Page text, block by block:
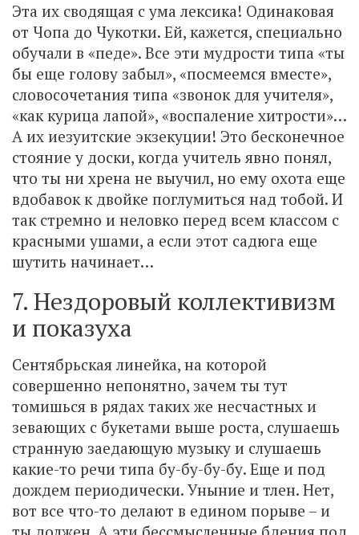
Эта их сводящая с ума лексика! Одинаковая
от Чопа до Чукотки. Ей, кажется, специально
обучали в «педе». Все эти мудрости типа «ты
бы еще голову забыл», «посмеемся вместе»,
словосочетания типа «звонок для учителя»,
«как курица лапой», «воспаление хитрости»…
А их иезуитские экзекуции! Это бесконечное
стояние у доски, когда учитель явно понял,
что ты ни хрена не выучил, но ему охота еще
вдобавок к двойке поглумиться над тобой. И
так стремно и неловко перед всем классом с
красными ушами, а если этот садюга еще
шутить начинает…
7. Нездоровый коллективизм
и показуха
Сентябрьская линейка, на которой
совершенно непонятно, зачем ты тут
томишься в рядах таких же несчастных и
зевающих с букетами выше роста, слушаешь
странную заедающую музыку и слушаешь
какие-то речи типа бу-бу-бу-бу. Еще и под
дождем периодически. Уныние и тлен. Нет,
вот все что-то делают в едином порыве – и